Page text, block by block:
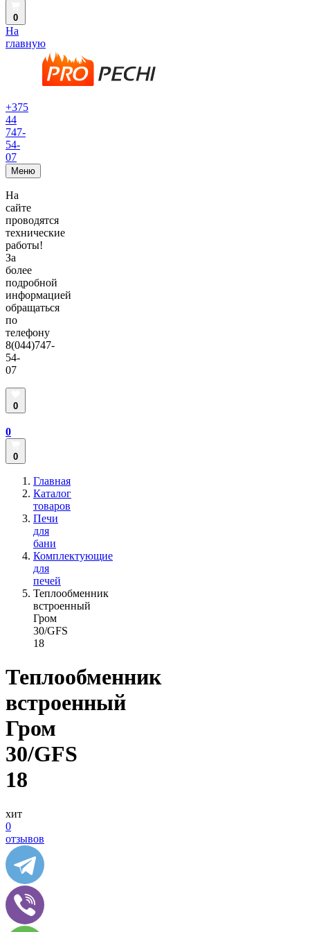
0
На
главную
+375
44
747-
54-
07
Меню
На
сайте
проводятся
технические
работы!
За
более
подробной
информацией
обращаться
по
телефону
8(044)747-
54-
07
0
0
0
Главная
Каталог
товаров
Печи
для
бани
Комплектующие
для
печей
Теплообменник
встроенный
Гром
30/GFS
18
Теплообменник
встроенный
Гром
30/GFS
18
хит
0
отзывов